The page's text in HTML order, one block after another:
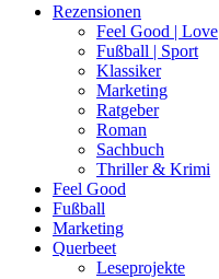
Rezensionen
Feel Good | Love
Fußball | Sport
Klassiker
Marketing
Ratgeber
Roman
Sachbuch
Thriller & Krimi
Feel Good
Fußball
Marketing
Querbeet
Leseprojekte